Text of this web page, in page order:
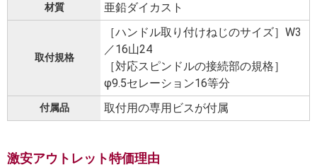
材質 亜鉛ダイカスト
取付規格
［ハンドル取り付けねじのサイズ］W3
／16山24
［対応スピンドルの接続部の規格］
φ9.5セレーション16等分
付属品 取付用の専用ビスが付属
激安アウトレット特価理由